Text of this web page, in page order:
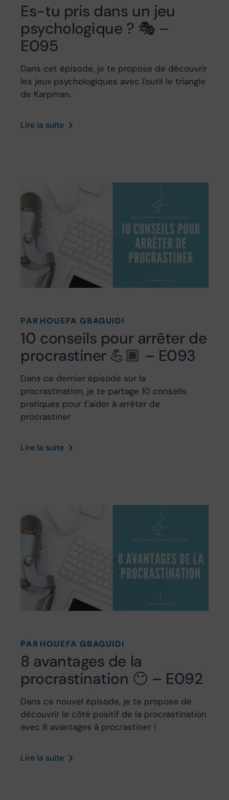
Es-tu pris dans un jeu
psychologique ? 🎭 –
E095
Dans cet épisode, je te propose de découvrir
les jeux psychologiques avec l'outil le triangle
de Karpman.
Lire la suite
PAR HOUEFA GBAGUIDI
10 conseils pour arrêter de
procrastiner 💪🏾 – E093
Dans ce dernier épisode sur la
procrastination, je te partage 10 conseils
pratiques pour t'aider à arrêter de
procrastiner
Lire la suite
PAR HOUEFA GBAGUIDI
8 avantages de la
procrastination 😶 – E092
Dans ce nouvel épisode, je te propose de
découvrir le côté positif de la procrastination
avec 8 avantages à procrastiner !
Lire la suite